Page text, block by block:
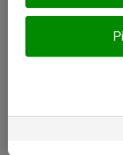
Sekojiet mums